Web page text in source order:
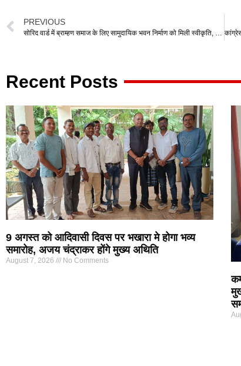
at
s
p
p
c
e
o
o
k
er gr
m
e
PREVIOUS
Recent Posts
9 अगस्त को आदिवासी दिवस पर भखारा मे होगा भव्य
समारोह, अजय चंद्राकर होंगे मुख्य अथिति
August 7, 2026 No Comments